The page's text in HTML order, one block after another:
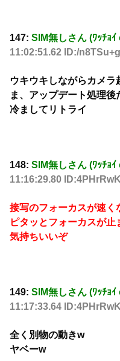
147: SIM無しさん (ﾜｯﾁｮ
11:02:51.62 ID:/
ウキウキしながらカメ
ま、アップデート処理後
冷ましてリトライ
148: SIM無しさん (ﾜｯﾁｮ
11:16:29.80
接写のフォーカスが速く
ピタッとフォーカスが止
気持ちいいぞ
149: SIM無しさん (ﾜｯﾁｮ
11:17:33.64
全く別物の動きw
ヤベーw